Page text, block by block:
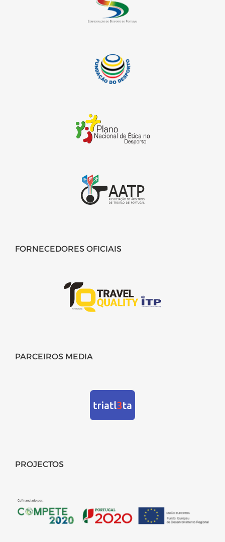
FORNECEDORES OFICIAIS
PARCEIROS MEDIA
PROJECTOS